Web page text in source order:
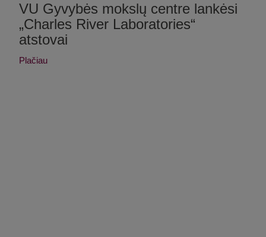
VU Gyvybės mokslų centre lankėsi
„Charles River Laboratories“
atstovai
Plačiau